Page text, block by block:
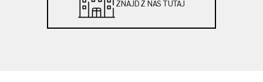
ZNAJDŹ NAS TUTAJ